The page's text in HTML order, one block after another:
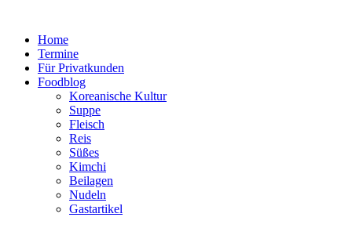
wechselnHome
Termine
Für Privatkunden
Foodblog
Koreanische Kultur
Suppe
Fleisch
Reis
Süßes
Kimchi
Beilagen
Nudeln
Gastartikel